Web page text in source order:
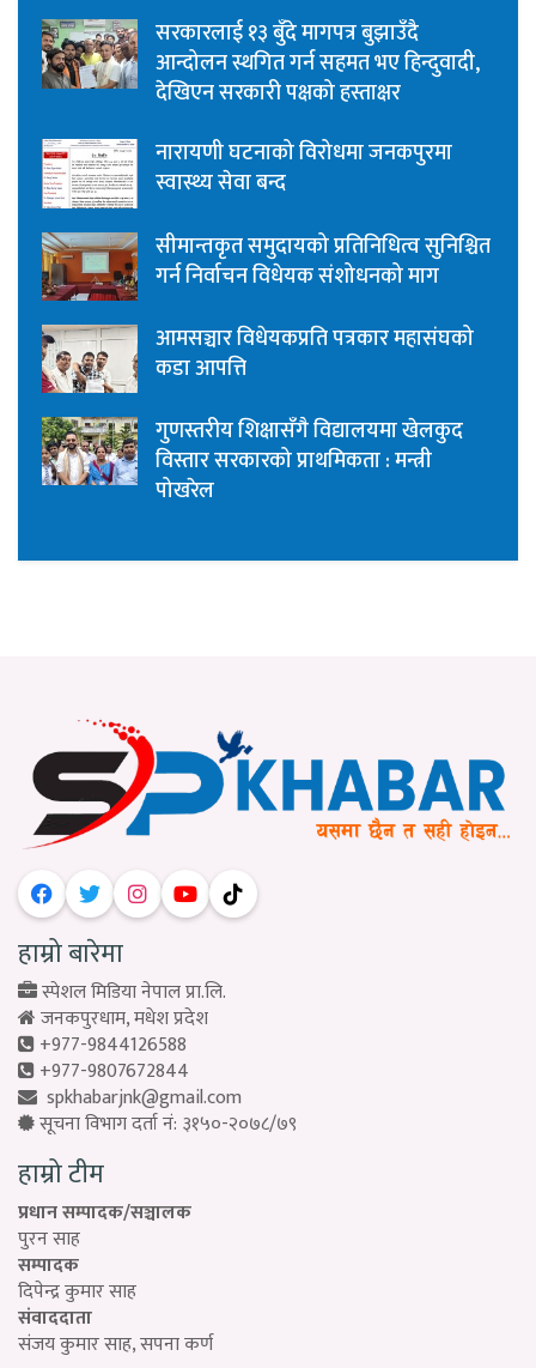
सरकारलाई १३ बुँदे मागपत्र बुझाउँदै
आन्दोलन स्थगित गर्न सहमत भए हिन्दुवादी,
देखिएन सरकारी पक्षको हस्ताक्षर
नारायणी घटनाको विरोधमा जनकपुरमा
स्वास्थ्य सेवा बन्द
सीमान्तकृत समुदायको प्रतिनिधित्व सुनिश्चित
गर्न निर्वाचन विधेयक संशोधनको माग
आमसञ्चार विधेयकप्रति पत्रकार महासंघको
कडा आपत्ति
गुणस्तरीय शिक्षासँगै विद्यालयमा खेलकुद
विस्तार सरकारको प्राथमिकता : मन्त्री
पोखरेल
हाम्रो बारेमा
स्पेशल मिडिया नेपाल प्रा.लि.
जनकपुरधाम, मधेश प्रदेश
+977-9844126588
+977-9807672844
spkhabarjnk@gmail.com
सूचना विभाग दर्ता नं: ३१५०-२०७८/७९
हाम्रो टीम
प्रधान सम्पादक/सञ्चालक
पुरन साह
सम्पादक
दिपेन्द्र कुमार साह
संवाददाता
संजय कुमार साह, सपना कर्ण